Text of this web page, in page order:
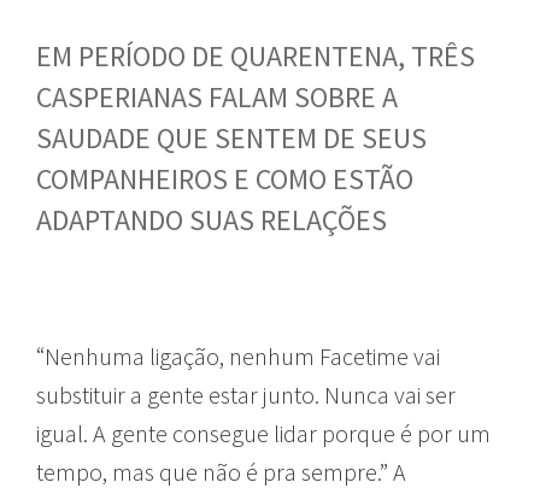
EM PERÍODO DE QUARENTENA, TRÊS
CASPERIANAS FALAM SOBRE A
SAUDADE QUE SENTEM DE SEUS
COMPANHEIROS E COMO ESTÃO
ADAPTANDO SUAS RELAÇÕES
“Nenhuma ligação, nenhum Facetime vai
substituir a gente estar junto. Nunca vai ser
igual. A gente consegue lidar porque é por um
tempo, mas que não é pra sempre.” A